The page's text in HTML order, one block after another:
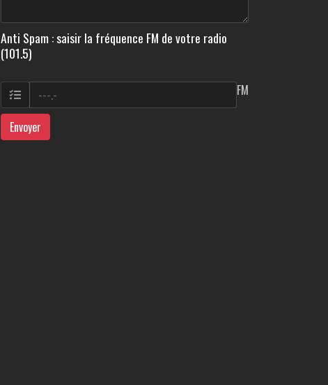
Anti Spam : saisir la fréquence FM de votre radio
(101.5)
FM
Envoyer